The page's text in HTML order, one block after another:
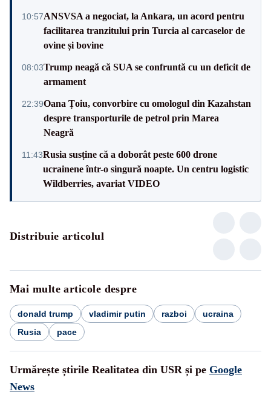
10:57ANSVSA a negociat, la Ankara, un acord pentru
facilitarea tranzitului prin Turcia al carcaselor de
ovine și bovine
08:03Trump neagă că SUA se confruntă cu un deficit de
armament
22:39Oana Țoiu, convorbire cu omologul din Kazahstan
despre transporturile de petrol prin Marea
Neagră
11:43Rusia susține că a doborât peste 600 drone
ucrainene într-o singură noapte. Un centru logistic
Wildberries, avariat VIDEO
Distribuie articolul
Mai multe articole despre
donald trump vladimir putin razboi
ucraina
Rusia
pace
Urmărește știrile Realitatea din USR și pe Google
News